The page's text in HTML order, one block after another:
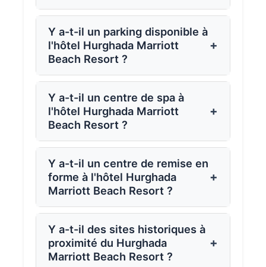
Y a-t-il un parking disponible à
l'hôtel Hurghada Marriott
Beach Resort ?
+
Y a-t-il un centre de spa à
l'hôtel Hurghada Marriott
Beach Resort ?
+
Y a-t-il un centre de remise en
forme à l'hôtel Hurghada
Marriott Beach Resort ?
+
Y a-t-il des sites historiques à
proximité du Hurghada
Marriott Beach Resort ?
+